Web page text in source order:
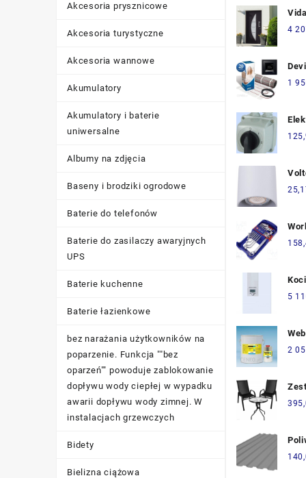
Akcesoria prysznicowe
Akcesoria turystyczne
Akcesoria wannowe
Akumulatory
Akumulatory i baterie
uniwersalne
Albumy na zdjęcia
Baseny i brodziki ogrodowe
Baterie do telefonów
Baterie do zasilaczy awaryjnych
UPS
Baterie kuchenne
Baterie łazienkowe
bez narażania użytkowników na
poparzenie. Funkcja ""bez
oparzeń"" powoduje zablokowanie
dopływu wody ciepłej w wypadku
awarii dopływu wody zimnej. W
instalacjach grzewczych
Bidety
Bielizna ciążowa
4
1
5
2